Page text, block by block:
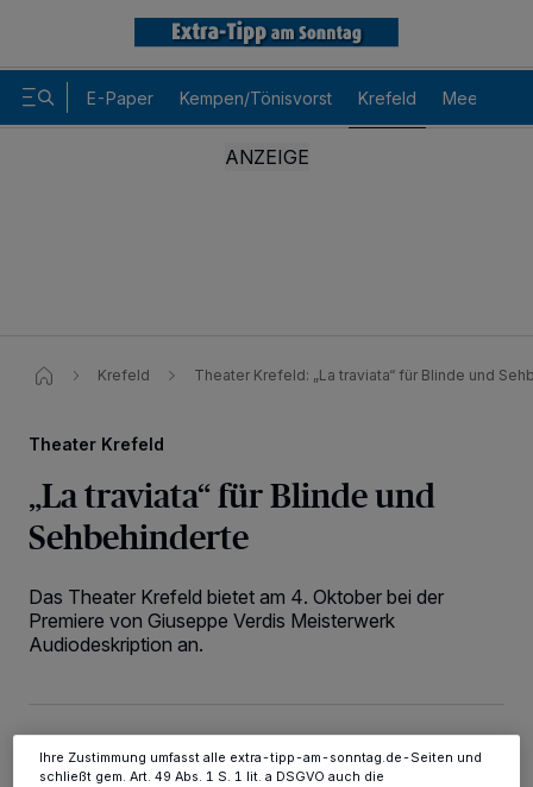
E-Paper Kempen/Tönisvorst Krefeld Meerbusch
Krefeld Theater Krefeld: „La traviata“ für Blinde und
Theater Krefeld
„La traviata“ für Blinde und
Sehbehinderte
Das Theater Krefeld bietet am 4. Oktober bei der
Premiere von Giuseppe Verdis Meisterwerk
Audiodeskription an.
personenbezogene Daten wie Browserdaten oder eindeutige
verarbeiten Daten, um Ihnen Dienste bereitzustellen“ aufgeführten
Zwecke. Wenn Tracker deaktiviert sind, sind manche Inhalte und
Anzeigen möglicherweise nicht mehr so relevant für Sie. Sie können
dieses Menü jederzeit wieder aufrufen, um Ihre Einstellungen zu
Ihre Zustimmung umfasst alle extra-tipp-am-sonntag.de-Seiten und
schließt gem. Art. 49 Abs. 1 S. 1 lit. a DSGVO auch die